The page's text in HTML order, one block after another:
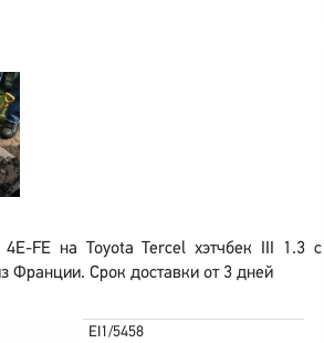
4E-FE на Toyota Tercel хэтчбек III 1.3 с
Франции. Срок доставки от 3 дней
EI1/5458